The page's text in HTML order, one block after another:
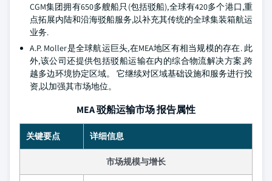
CGM集团拥有650多艘船只(包括驳船),全球有420多个港口,重
点拓展内陆和沿海驳船服务,以补充其传统的全球集装箱航运
业务.
A.P. Moller是全球航运巨头,在MEA地区有相当规模的存在. 此
外,该公司还提供包括驳船运输在内的综合物流解决方案,跨
越多边环境协定区域。 它继续对区域基础设施和服务进行投
资,以加强其市场地位。
MEA 驳船运输市场 报告属性
关键要点 详细信息
市场规模与增长